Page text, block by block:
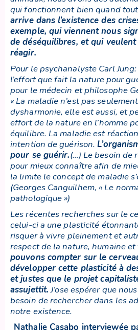
qui fonctionnent bien quand
arrive dans l’existence des
exemple, qui viennent nous
de déséquilibres, et qui
réagir.
Pour le psychanalyste Carl
l’effort que fait la nature pour
pour le médecin et philosophe
« La maladie n’est pas
dysharmonie, elle est aussi, et
effort de la nature en l’homme
équilibre. La maladie est
intention de guérison.
pour se guérir.(…) Le besoin de
pour mieux connaître afin de
la limite le concept de maladie
(Georges Canguilhem, « Le
pathologique »)
Les récentes recherches sur le
celui-ci a une plasticité
risquer à vivre pleinement et
respect de la nature, humaine
pouvons compter sur le
développer cette plasticité à
et justes que le projet
assujettit.J’ose espérer que
besoin de rechercher dans les
notre existence.
Nathalie Casabo interviewée